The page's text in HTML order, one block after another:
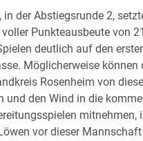
in der Abstiegsrunde 2,
Punkteausbeute von
deutlich auf den
Möglicherweise können
Rosenheim von
und den Wind in die
mitnehmen,
vor dieser